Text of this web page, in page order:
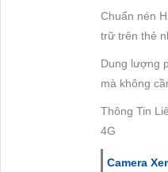
Chuẩn nén
trữ trên thẻ
Dung lượng
mà không
Thông Tin
4G
Camera